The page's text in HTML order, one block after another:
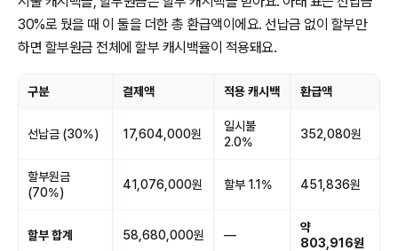
30%로 뒀을 때 이 둘을 더한 총 환급액이에요. 선납금 없이 할부만
하면 할부원금 전체에 할부 캐시백율이 적용돼요.
구분 결제액 적용 캐시백 환급액
선납금 (30%) 17,604,000원
일시불
2.0%
352,080원
할부원금
(70%)
41,076,000원 할부 1.1% 451,836원
할부 합계 58,680,000원 —
약
803,916원